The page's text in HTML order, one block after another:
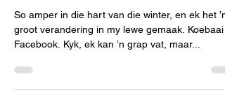
So amper in die hart van die winter, en ek het ’n
groot verandering in my lewe gemaak. Koebaai
Facebook. Kyk, ek kan ’n grap vat, maar...